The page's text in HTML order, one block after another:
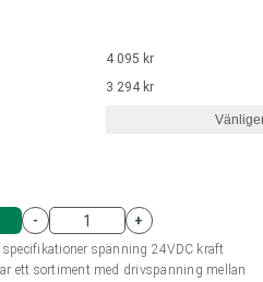
motorer
4 095 kr
3 294 kr
-
+
spänning 24VDC kraft
ett sortiment med drivspänning mellan